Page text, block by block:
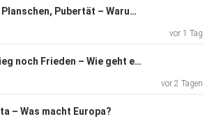
diskutiert mit Julia Schröder
Pommes, Planschen, Pubertät – Warum lieben wir Freibäder?
vor 1 Tag
Weder Krieg noch Frieden – Wie geht es weiter im Iran?
vor 2 Tagen
– Was macht Europa?